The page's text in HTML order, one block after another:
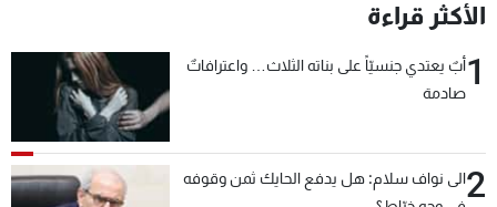
الأكثر قراءة
1أبٌ يعتدي جنسيّاً على بناته الثلاث… واعترافاتٌ
صادمة
2الى نواف سلام: هل يدفع الحايك ثمن وقوفه
لاعلاناتكم